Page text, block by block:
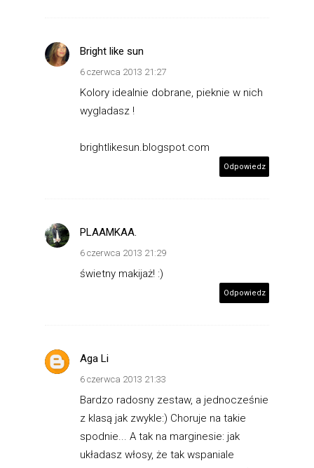
Bright like sun
6 czerwca 2013 21:27
Kolory idealnie dobrane, pieknie w nich
wygladasz !
brightlikesun.blogspot.com
Odpowiedz
PLAAMKAA.
6 czerwca 2013 21:29
świetny makijaż! :)
Odpowiedz
Aga Li
6 czerwca 2013 21:33
Bardzo radosny zestaw, a jednocześnie
z klasą jak zwykle:) Choruje na takie
spodnie... A tak na marginesie: jak
układasz włosy, że tak wspaniale